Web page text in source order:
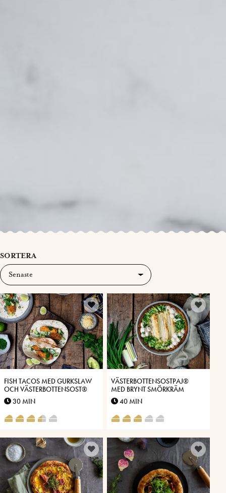
SORTERA
FISH TACOS MED GURKSLAW
OCH VÄSTERBOTTENSOST®
30 MIN
VÄSTERBOTTENSOSTPAJ®
MED BRYNT SMÖRKRÄM
40 MIN